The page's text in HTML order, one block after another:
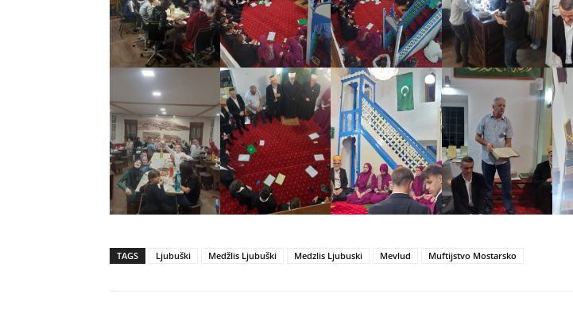
TAGS Ljubuški Medžlis Ljubuški Medzlis Ljubuski Mevlud Muftijstvo Mostarsko